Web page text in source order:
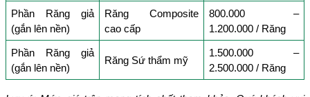
Phần Răng giả
(gắn lên nền)
Răng Composite
cao cấp
800.000 –
1.200.000 / Răng
Phần Răng giả
(gắn lên nền)
Răng Sứ thẩm mỹ
1.500.000 –
2.500.000 / Răng